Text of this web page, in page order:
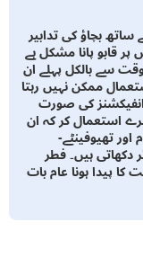
کی تدابیر
پانا مشکل ہے
بالکل پہلے ان
ممکن نہیں رہتا
کی صورت
کر کہ ان
ہیں۔ فطر
ہونا عام بات